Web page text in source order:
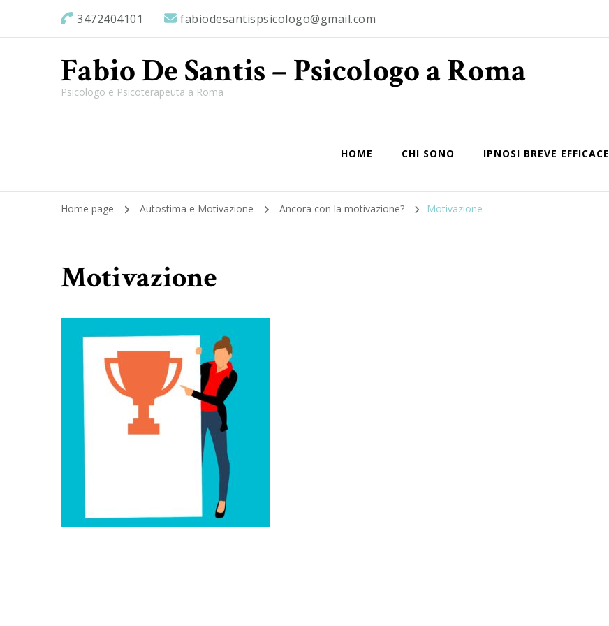
3472404101 fabiodesantispsicologo@gmail.com
Fabio De Santis – Psicologo a Roma
Psicologo e Psicoterapeuta a Roma
HOME CHI SONO IPNOSI BREVE EFFICACE
Home page Autostima e Motivazione Ancora con la motivazione? Motivazione
Motivazione